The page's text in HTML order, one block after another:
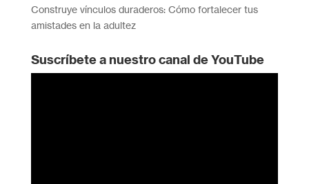
Construye vínculos duraderos: Cómo fortalecer tus
amistades en la adultez
Suscríbete a nuestro canal de YouTube